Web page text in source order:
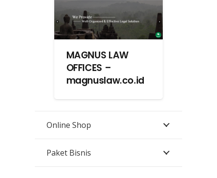
MAGNUS LAW
OFFICES –
magnuslaw.co.id
Online Shop
Paket Bisnis